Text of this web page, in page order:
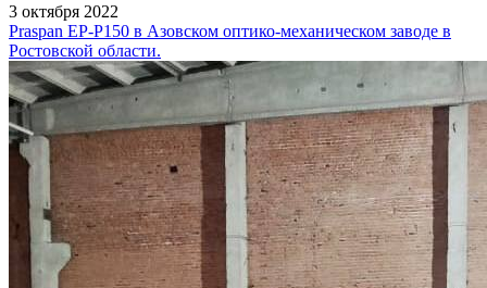
3 октября 2022
Praspan EP-P150 в Азовском оптико-механическом заводе в
Ростовской области.